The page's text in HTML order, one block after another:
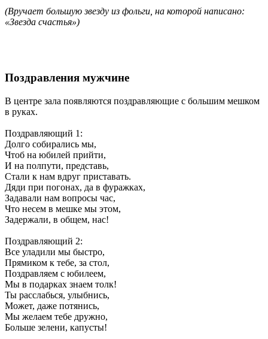
(Вручает большую звезду из фольги, на которой написано:
«Звезда счастья»)
Поздравления мужчине
В центре зала появляются поздравляющие с большим мешком
в руках.
Поздравляющий 1 :
Долго собирались мы,
Чтоб на юбилей прийти,
И на полпути, представь,
Стали к нам вдруг приставать.
Дяди при погонах, да в фуражках,
Задавали нам вопросы час,
Что несем в мешке мы этом,
Задержали, в общем, нас!
Поздравляющий 2:
Все уладили мы быстро,
Прямиком к тебе, за стол,
Поздравляем с юбилеем,
Мы в подарках знаем толк!
Ты расслабься, улыбнись,
Может, даже потянись,
Мы желаем тебе дружно,
Больше зелени, капусты!